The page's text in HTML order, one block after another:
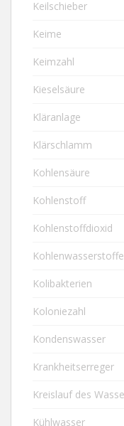
Keilschieber
Keime
Keimzahl
Kieselsäure
Kläranlage
Klärschlamm
Kohlensäure
Kohlenstoff
Kohlenstoffdioxid
Kohlenwasserstoffe
Kolibakterien
Koloniezahl
Kondenswasser
Krankheitserreger
Kreislauf des
Kühlwasser